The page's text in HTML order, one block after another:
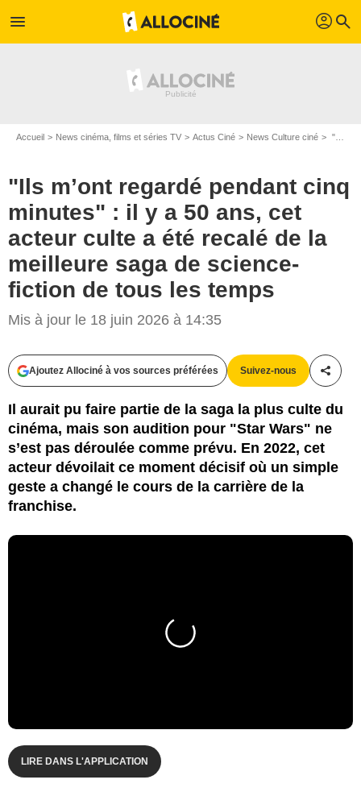
menu profil search
Accueil News cinéma, films et séries TV Actus Ciné News Culture ciné "Ils m’ont regardé pendant cinq minutes" : il y a 50 ans, cet acteur culte a été recalé de la meilleure saga de science-fiction de tous les temps
"Ils m’ont regardé pendant cinq
minutes" : il y a 50 ans, cet
acteur culte a été recalé de la
meilleure saga de science-
fiction de tous les temps
Mis à jour le 18 juin 2026 à 14:35
Ajoutez Allociné à vos sources préférées Suivez-nous
Il aurait pu faire partie de la saga la plus culte du
cinéma, mais son audition pour "Star Wars" ne
s’est pas déroulée comme prévu. En 2022, cet
acteur dévoilait ce moment décisif où un simple
geste a changé le cours de la carrière de la
franchise.
LIRE DANS L'APPLICATION